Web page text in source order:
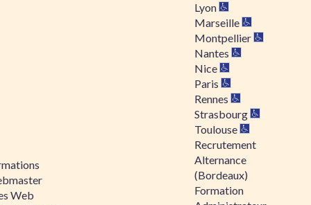
Web
Lyon
Marseille
Montpellier
Nantes
Nice
Paris
Rennes
Strasbourg
Toulouse
Recrutement
Alternance
(Bordeaux)
Formation